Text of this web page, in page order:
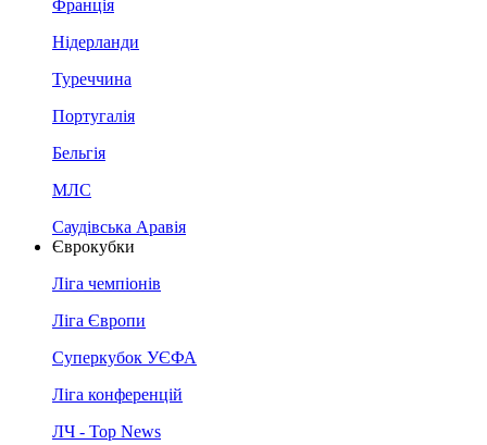
Франція
Нідерланди
Туреччина
Португалія
Бельгія
МЛС
Саудівська Аравія
Єврокубки
Ліга чемпіонів
Ліга Європи
Суперкубок УЄФА
Ліга конференцій
ЛЧ - Top News